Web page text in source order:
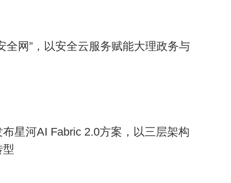
全网”，以安全云服务赋能大理政务与
星河AI Fabric 2.0方案，以三层架构